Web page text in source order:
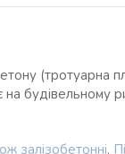
(тротуарна
будівельному
залізобетонні,